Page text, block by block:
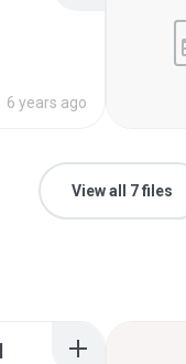
6 years ago
View all 7 files